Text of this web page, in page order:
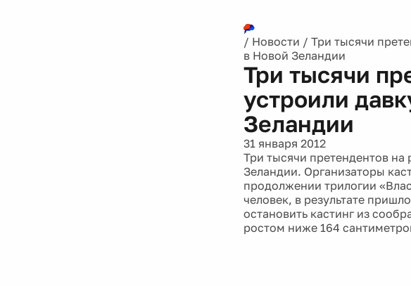
/ Новости / Три тысячи
в Новой Зеландии
Три тысячи
устроили
Зеландии
31 января 2012
Три тысячи претендентов
Зеландии. Организаторы
продолжении трилогии
человек, в результате
остановить кастинг из
ростом ниже 164